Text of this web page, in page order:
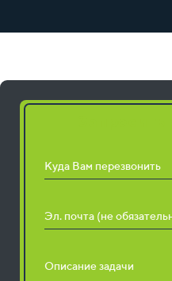
Куда Вам перезвонить
Эл. почта (не
Описание задачи